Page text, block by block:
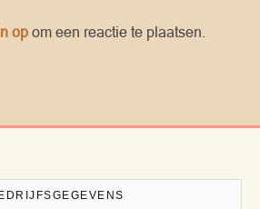
op om een reactie te plaatsen.